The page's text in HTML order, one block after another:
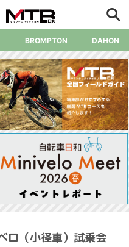
BROMPTON DAHON
ロ（小径車）試乗会